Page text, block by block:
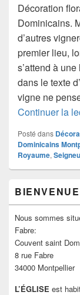
Décoration
Dominicains.
d’autres
premier lieu,
s’attend à
dans le texte
vigne ne
Continuer la
Posté dans
Dominicains
Royaume,
principale
de
widget
pour
barre
latérale
Nous sommes
Fabre:
Couvent saint
8 rue Fabre
34000 Montpellier
L’ÉGLISE est